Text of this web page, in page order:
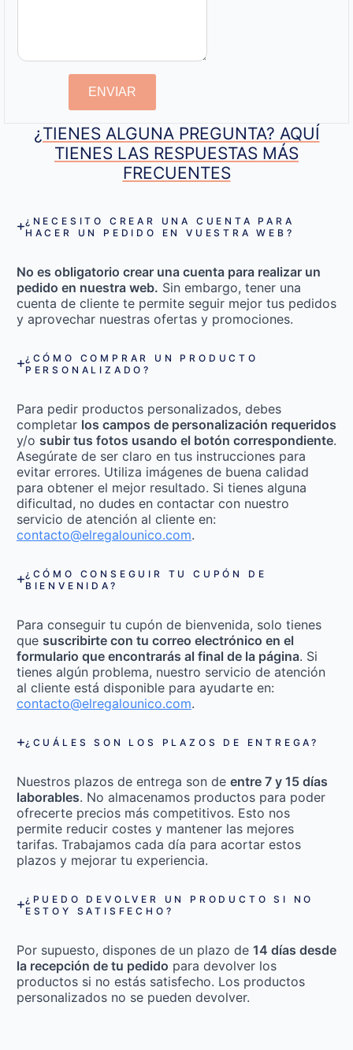
ENVIAR
¿TIENES ALGUNA PREGUNTA? AQUÍ
TIENES LAS RESPUESTAS MÁS
FRECUENTES
¿NECESITO CREAR UNA CUENTA PARA
HACER UN PEDIDO EN VUESTRA WEB?
No es obligatorio crear una cuenta para realizar un
pedido en nuestra web. Sin embargo, tener una
cuenta de cliente te permite seguir mejor tus pedidos
y aprovechar nuestras ofertas y promociones.
¿CÓMO COMPRAR UN PRODUCTO
PERSONALIZADO?
Para pedir productos personalizados, debes
completar los campos de personalización requeridos
y/o subir tus fotos usando el botón correspondiente.
Asegúrate de ser claro en tus instrucciones para
evitar errores. Utiliza imágenes de buena calidad
para obtener el mejor resultado. Si tienes alguna
dificultad, no dudes en contactar con nuestro
servicio de atención al cliente en:
contacto@elregalounico.com.
¿CÓMO CONSEGUIR TU CUPÓN DE
BIENVENIDA?
Para conseguir tu cupón de bienvenida, solo tienes
que suscribirte con tu correo electrónico en el
formulario que encontrarás al final de la página. Si
tienes algún problema, nuestro servicio de atención
al cliente está disponible para ayudarte en:
contacto@elregalounico.com.
¿CUÁLES SON LOS PLAZOS DE ENTREGA?
Nuestros plazos de entrega son de entre 7 y 15 días
laborables. No almacenamos productos para poder
ofrecerte precios más competitivos. Esto nos
permite reducir costes y mantener las mejores
tarifas. Trabajamos cada día para acortar estos
plazos y mejorar tu experiencia.
¿PUEDO DEVOLVER UN PRODUCTO SI NO
ESTOY SATISFECHO?
Por supuesto, dispones de un plazo de 14 días desde
la recepción de tu pedido para devolver los
productos si no estás satisfecho. Los productos
personalizados no se pueden devolver.